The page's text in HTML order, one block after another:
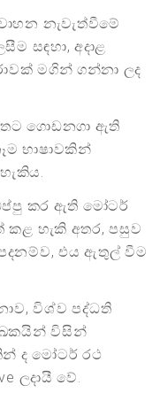
නැවැත්වීමේ
සඳහා, අදාළ
මගින් ගන්නා ලද
ගොඩනගා ඇති
භාෂාවකින්
කර ඇති මෝටර්
හැකි අතර, පසුව
එය ඇතුල් වීම
විශ්ව පද්ධති
විසින්
ද මෝටර් රථ
ලදායී වේ.